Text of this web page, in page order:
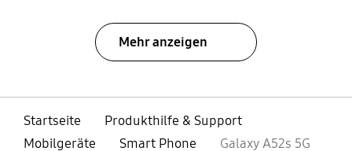
Mehr anzeigen
Startseite
Produkthilfe & Support
Mobilgeräte
Smart Phone Galaxy A52s 5G